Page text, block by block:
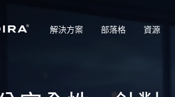
解決方案 部落格 資源